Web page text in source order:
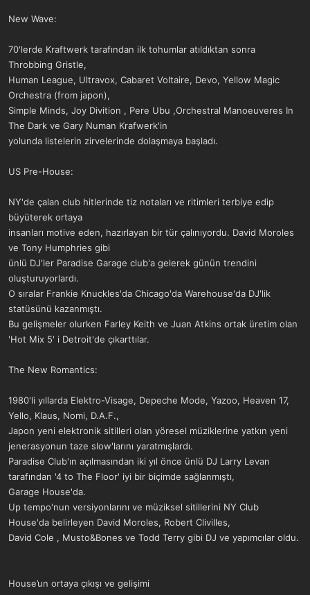
New Wave:
70'lerde Kraftwerk tarafından ilk tohumlar atıldıktan sonra
Throbbing Gristle,
Human League, Ultravox, Cabaret Voltaire, Devo, Yellow Magic
Orchestra (from japon),
Simple Minds, Joy Divition , Pere Ubu ,Orchestral Manoeuveres In
The Dark ve Gary Numan Krafwerk'in
yolunda listelerin zirvelerinde dolaşmaya başladı.
US Pre-House:
NY'de çalan club hitlerinde tiz notaları ve ritimleri terbiye edip
büyüterek ortaya
insanları motive eden, hazırlayan bir tür çalınıyordu. David Moroles
ve Tony Humphries gibi
ünlü DJ'ler Paradise Garage club'a gelerek günün trendini
oluşturuyorlardı.
O sıralar Frankie Knuckles'da Chicago'da Warehouse'da DJ'lik
statüsünü kazanmıştı.
Bu gelişmeler olurken Farley Keith ve Juan Atkins ortak üretim olan
'Hot Mix 5' i Detroit'de çıkarttılar.
The New Romantics:
1980'li yıllarda Elektro-Visage, Depeche Mode, Yazoo, Heaven 17,
Yello, Klaus, Nomi, D.A.F.,
Japon yeni elektronik sitilleri olan yöresel müziklerine yatkın yeni
jenerasyonun taze slow'larını yaratmışlardı.
Paradise Club'ın açılmasından iki yıl önce ünlü DJ Larry Levan
tarafından '4 to The Floor' iyi bir biçimde sağlanmıştı,
Garage House'da.
Up tempo'nun versiyonlarını ve müziksel sitillerini NY Club
House'da belirleyen David Moroles, Robert Clivilles,
David Cole , Musto&Bones ve Todd Terry gibi DJ ve yapımcılar oldu.
House’un ortaya çıkışı ve gelişimi